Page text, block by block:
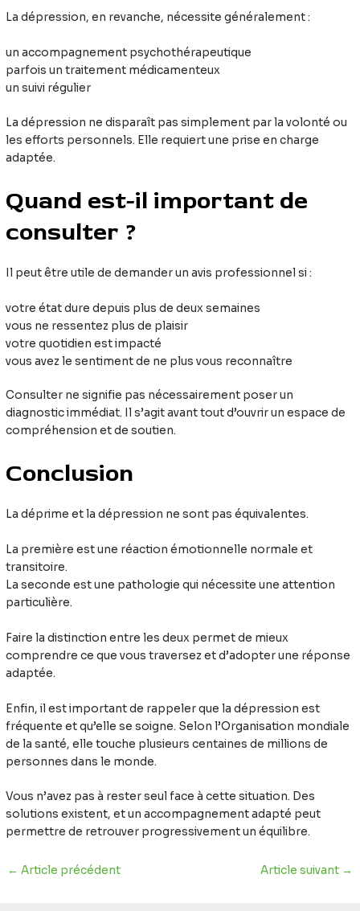
La dépression, en revanche, nécessite généralement :
un accompagnement psychothérapeutique
parfois un traitement médicamenteux
un suivi régulier
La dépression ne disparaît pas simplement par la volonté ou
les efforts personnels. Elle requiert une prise en charge
adaptée.
Quand est-il important de
consulter ?
Il peut être utile de demander un avis professionnel si :
votre état dure depuis plus de deux semaines
vous ne ressentez plus de plaisir
votre quotidien est impacté
vous avez le sentiment de ne plus vous reconnaître
Consulter ne signifie pas nécessairement poser un
diagnostic immédiat. Il s’agit avant tout d’ouvrir un espace de
compréhension et de soutien.
Conclusion
La déprime et la dépression ne sont pas équivalentes.
La première est une réaction émotionnelle normale et
transitoire.
La seconde est une pathologie qui nécessite une attention
particulière.
Faire la distinction entre les deux permet de mieux
comprendre ce que vous traversez et d’adopter une réponse
adaptée.
Enfin, il est important de rappeler que la dépression est
fréquente et qu’elle se soigne. Selon l’Organisation mondiale
de la santé, elle touche plusieurs centaines de millions de
personnes dans le monde.
Vous n’avez pas à rester seul face à cette situation. Des
solutions existent, et un accompagnement adapté peut
permettre de retrouver progressivement un équilibre.
← Article précédent Article suivant →